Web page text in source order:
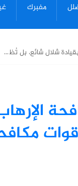
مفبرك
شلال شائع، بل تُظ...